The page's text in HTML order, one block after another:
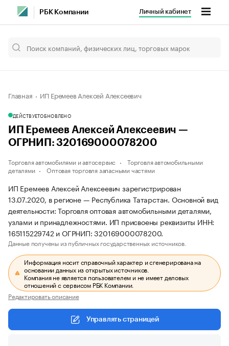
РБК Компании Личный кабинет
Главная ИП Еремеев Алексей Алексеевич
ДЕЙСТВУЕТОБНОВЛЕНО
ИП Еремеев Алексей Алексеевич —
ОГРНИП: 320169000078200
Торговля автомобилями и автосервис
Торговля автомобильными
деталями
Оптовая торговля запасными частями
ИП Еремеев Алексей Алексеевич зарегистрирован
13.07.2020, в регионе — Республика Татарстан. Основной вид
деятельности: Торговля оптовая автомобильными деталями,
узлами и принадлежностями. ИП присвоены реквизиты ИНН:
165115229742 и ОГРНИП: 320169000078200.
Данные получены из публичных государственных источников.
Информация носит справочный характер и сгенерирована на
основании данных из открытых источников.
Компания не является пользователем и не имеет деловых
отношений с сервисом РБК Компании.
Редактировать описание
Управлять страницей